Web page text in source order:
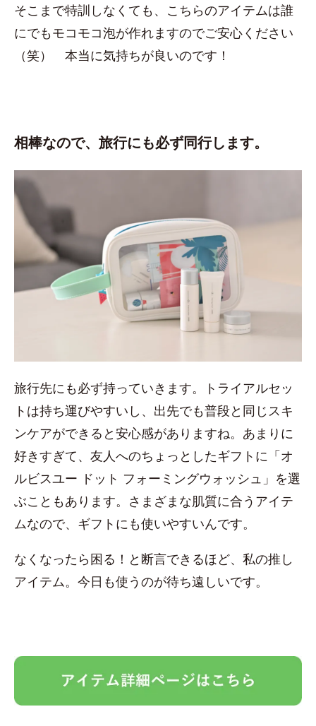
そこまで特訓しなくても、こちらのアイテムは誰
にでもモコモコ泡が作れますのでご安心ください
（笑） 本当に気持ちが良いのです！
相棒なので、旅行にも必ず同行します。
旅行先にも必ず持っていきます。トライアルセッ
トは持ち運びやすいし、出先でも普段と同じスキ
ンケアができると安心感がありますね。あまりに
好きすぎて、友人へのちょっとしたギフトに「オ
ルビスユー ドット フォーミングウォッシュ」を選
ぶこともあります。さまざまな肌質に合うアイテ
ムなので、ギフトにも使いやすいんです。
なくなったら困る！と断言できるほど、私の推し
アイテム。今日も使うのが待ち遠しいです。